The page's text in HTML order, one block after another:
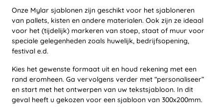
Onze Mylar sjablonen zijn geschikt voor het sjabloneren
van pallets, kisten en andere materialen. Ook zijn ze ideaal
voor het (tijdelijk) markeren van stoep, staat of muur voor
speciale gelegenheden zoals huwelijk, bedrijfsopening,
festival e.d.
Kies het gewenste formaat uit en houd rekening met een
rand eromheen. Ga vervolgens verder met “personaliseer”
en start met het ontwerpen van uw tekstsjabloon. In dit
geval heeft u gekozen voor een sjabloon van 300x200mm.